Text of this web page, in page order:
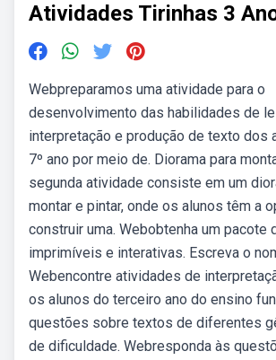
Atividades Tirinhas 3
Webpreparamos uma atividade para o
desenvolvimento das habilidades de
interpretação e produção de texto dos
7º ano por meio de. Diorama para
segunda atividade consiste em um
montar e pintar, onde os alunos têm a
construir uma. Webobtenha um pacote
imprimíveis e interativas. Escreva o
Webencontre atividades de
os alunos do terceiro ano do ensino
questões sobre textos de diferentes
de dificuldade. Webresponda às